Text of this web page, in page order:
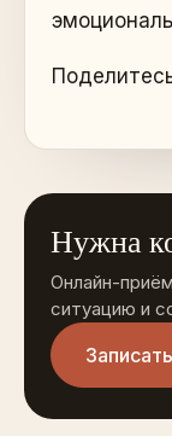
Нужна
Онлайн-
ситуацию и